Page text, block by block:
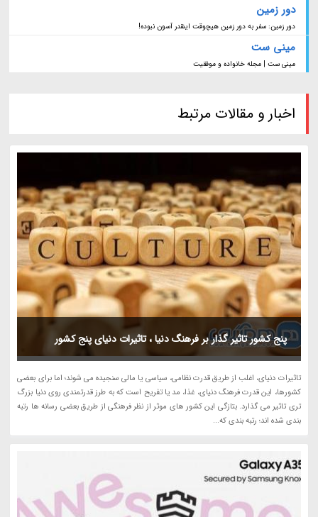
دور زمین
دور زمین: سفر به دور زمین هیچوقت اینقدر آسون نبوده!
مینی ست
مینی ست | مجله خانواده و موفقیت
اخبار و مقالات مرتبط
پنج کشور تاثیر گذار بر فرهنگ دنیا ، تاثیرات دنیای پنج کشور
تاثیرات دنیای، اغلب از طریق قدرت نظامی، سیاسی یا مالی سنجیده می شوند؛ اما برای بعضی
کشورها، این قدرت فرهنگ دنیای، غذا، مد یا تفریح است که به طرز قدرتمندی روی دنیا بزرگ
تری تاثیر می گذارد. بتازگی این کشور های موثر از نظر فرهنگی از طریق بعضی رسانه ها رتبه
بندی شده اند؛ رتبه بندی که...